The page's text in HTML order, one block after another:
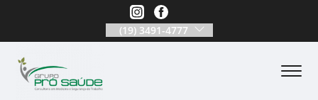
(19) 3491-4777